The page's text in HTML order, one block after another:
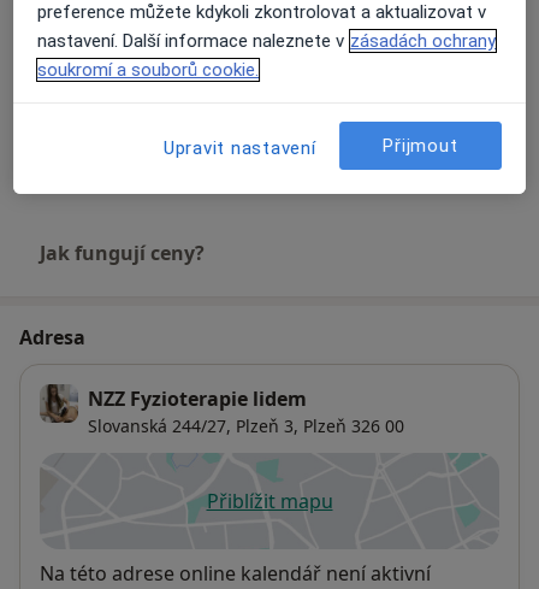
Fyzioterapie
800 Kč Detaily
Jak fungují ceny?
Adresa
NZZ Fyzioterapie lidem
Slovanská 244/27, Plzeň 3, Plzeň 326 00
Přiblížit mapuse otevře v nové záložce
Dostupnost
Na této adrese online kalendář není aktivní
preference můžete kdykoli zkontrolovat a aktualizovat v
nastavení. Další informace naleznete v zásadách ochrany
soukromí a souborů cookie.
Upravit nastavení Přijmout